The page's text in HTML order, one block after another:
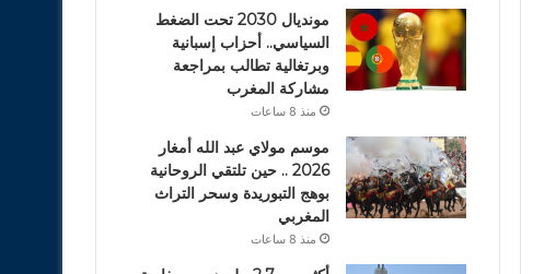
مونديال 2030 تحت الضغط
السياسي.. أحزاب إسبانية
وبرتغالية تطالب بمراجعة
مشاركة المغرب
منذ 8 ساعات
موسم مولاي عبد الله أمغار
2026 .. حين تلتقي الروحانية
بوهج التبوريدة وسحر التراث
المغربي
منذ 8 ساعات